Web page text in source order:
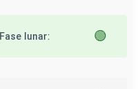
Fase lunar: 🟢